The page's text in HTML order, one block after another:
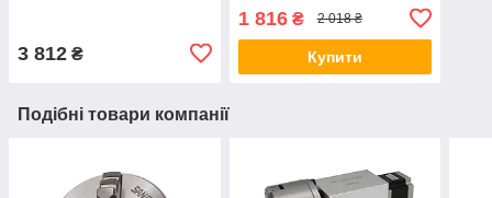
3 812 ₴
1 816₴ 2 018 ₴
Купити
Подібні товари компанії